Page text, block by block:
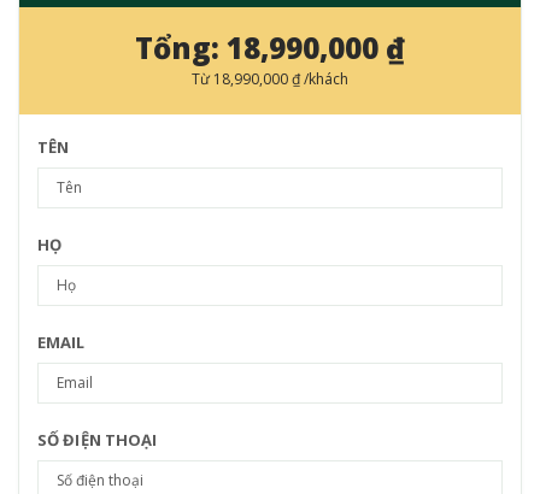
Tổng: 18,990,000 ₫
Từ18,990,000 ₫/khách
TÊN
HỌ
EMAIL
SỐ ĐIỆN THOẠI